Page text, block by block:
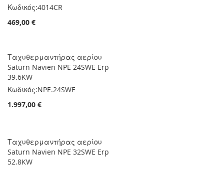
Κωδικός:4014CR
469,00 €
Ταχυθερμαντήρας αερίου
Saturn Navien NPE 24SWE Erp
39.6KW
Κωδικός:NPE.24SWE
1.997,00 €
Ταχυθερμαντήρας αερίου
Saturn Navien NPE 32SWE Erp
52.8KW